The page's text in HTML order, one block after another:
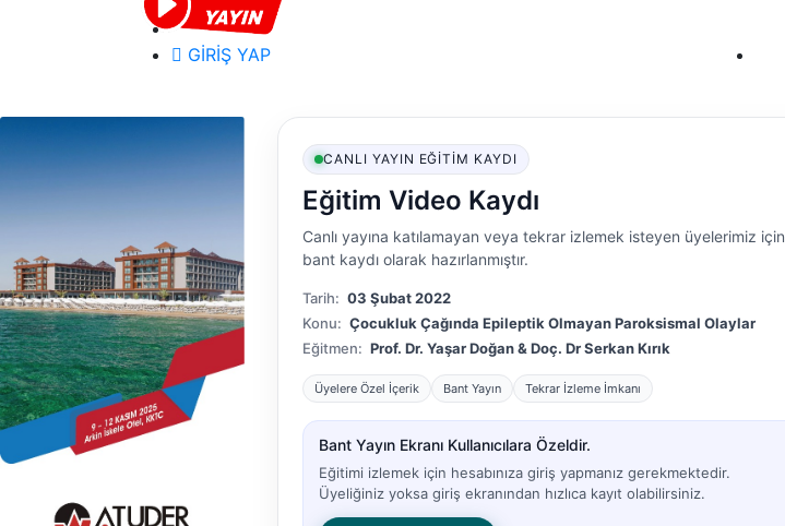
GİRİŞ YAP
CANLI YAYIN EĞITIM KAYDI
Eğitim Video Kaydı
Canlı yayına katılamayan veya tekrar izlemek isteyen üyelerimiz için
bant kaydı olarak hazırlanmıştır.
Tarih: 03 Şubat 2022
Konu: Çocukluk Çağında Epileptik Olmayan Paroksismal Olaylar
Eğitmen: Prof. Dr. Yaşar Doğan & Doç. Dr Serkan Kırık
Üyelere Özel İçerik Bant Yayın Tekrar İzleme İmkanı
Bant Yayın Ekranı Kullanıcılara Özeldir.
Eğitimi izlemek için hesabınıza giriş yapmanız gerekmektedir.
Üyeliğiniz yoksa giriş ekranından hızlıca kayıt olabilirsiniz.